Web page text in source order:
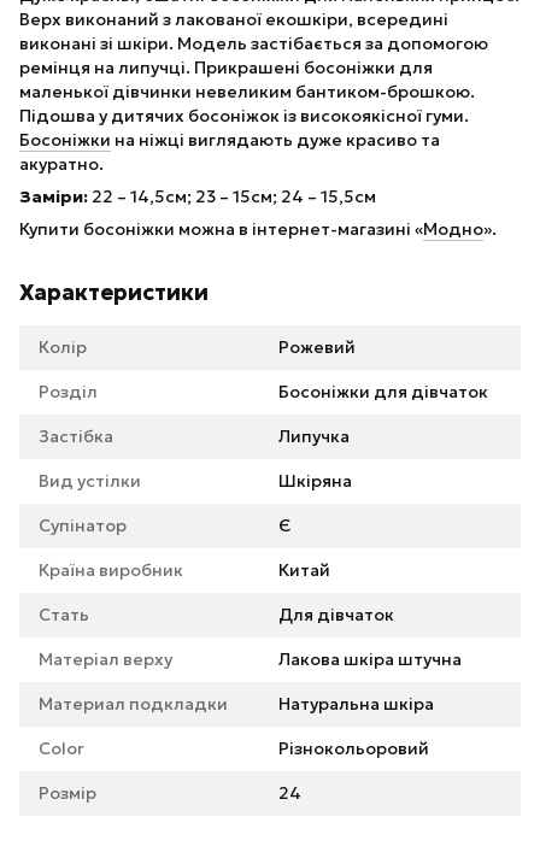
Верх виконаний з лакованої екошкіри, всередині
виконані зі шкіри. Модель застібається за допомогою
ремінця на липучці. Прикрашені босоніжки для
маленької дівчинки невеликим бантиком-брошкою.
Підошва у дитячих босоніжок із високоякісної гуми.
Босоніжки на ніжці виглядають дуже красиво та
акуратно.
Заміри: 22 – 14,5см; 23 – 15см; 24 – 15,5см
Купити босоніжки можна в інтернет-магазині «Модно».
Характеристики
Колір Рожевий
Розділ Босоніжки для дівчаток
Застібка Липучка
Вид устілки Шкіряна
Супінатор Є
Країна виробник Китай
Стать Для дівчаток
Матеріал верху Лакова шкіра штучна
Материал подкладки Натуральна шкіра
Color Різнокольоровий
Розмір 24